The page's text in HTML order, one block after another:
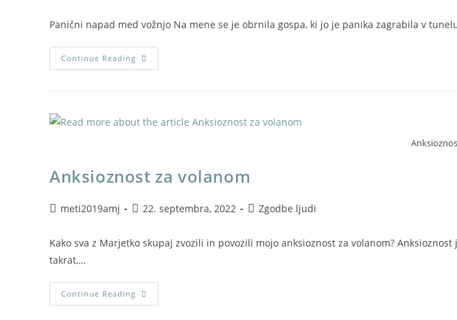
Panični napad med vožnjo Na mene se je obrnila gospa, ki jo je panika zagrabila v
Continue Reading
Anksioznost za volanom
meti2019amj 22. septembra, 2022 Zgodbe ljudi
Kako sva z Marjetko skupaj zvozili in povozili mojo anksioznost za volanom?
takrat,…
Continue Reading